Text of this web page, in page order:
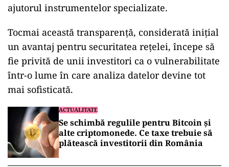
ajutorul instrumentelor specializate.
Tocmai această transparență, considerată inițial
un avantaj pentru securitatea rețelei, începe să
fie privită de unii investitori ca o vulnerabilitate
într-o lume în care analiza datelor devine tot
mai sofisticată.
ACTUALITATE
Se schimbă regulile pentru Bitcoin și
alte criptomonede. Ce taxe trebuie să
plătească investitorii din România